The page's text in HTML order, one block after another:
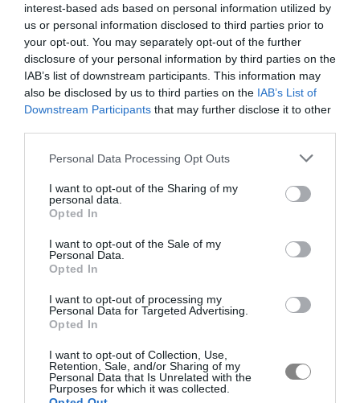
interest-based ads based on personal information utilized by
us or personal information disclosed to third parties prior to
your opt-out. You may separately opt-out of the further
disclosure of your personal information by third parties on the
IAB’s list of downstream participants. This information may
also be disclosed by us to third parties on the IAB’s List of
Downstream Participants that may further disclose it to other
Personal Data Processing Opt Outs
I want to opt-out of the Sharing of my
personal data.
Opted In
I want to opt-out of the Sale of my
Personal Data.
Opted In
I want to opt-out of processing my
Personal Data for Targeted Advertising.
Opted In
I want to opt-out of Collection, Use,
Retention, Sale, and/or Sharing of my
Personal Data that Is Unrelated with the
Purposes for which it was collected.